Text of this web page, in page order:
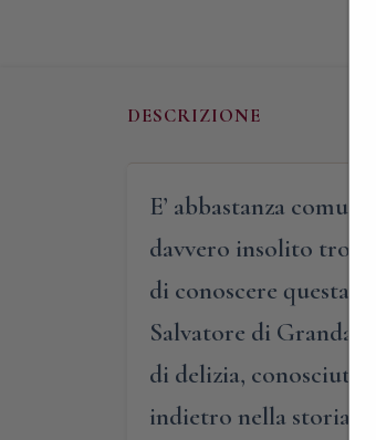
DESCRIZIONE
E’ abbastanza
davvero insolito
di conoscere questa
Salvatore di
di delizia, conosciuta
indietro nella storia”,